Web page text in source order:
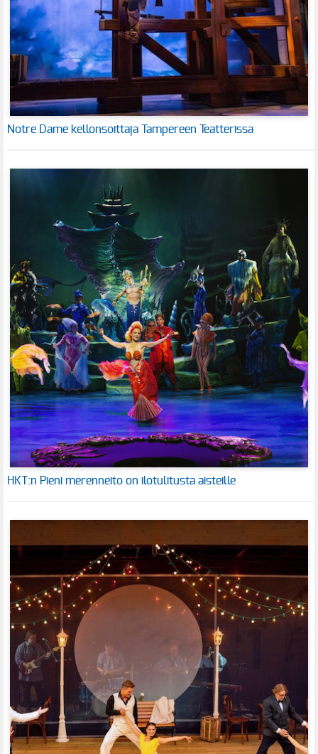
Notre Dame kellonsoittaja Tampereen Teatterissa
HKT:n Pieni merenneito on ilotulitusta aisteille